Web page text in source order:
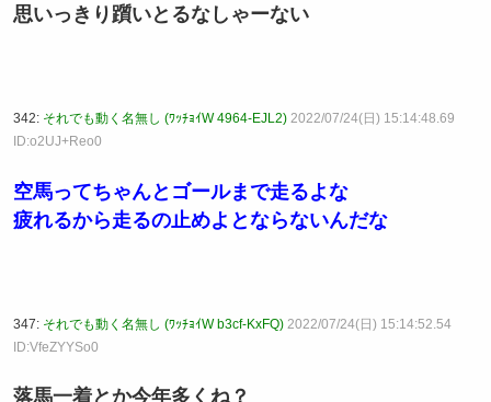
思いっきり躓いとるなしゃーない
342: それでも動く名無し (ﾜｯﾁｮｲW 4964-EJL2) 2022/07/24(日) 15:14:48.69
ID:o2UJ+Reo0
空馬ってちゃんとゴールまで走るよな
疲れるから走るの止めよとならないんだな
347: それでも動く名無し (ﾜｯﾁｮｲW b3cf-KxFQ) 2022/07/24(日) 15:14:52.54
ID:VfeZYYSo0
落馬一着とか今年多くね？